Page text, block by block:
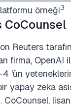
örneği3
CoCounsel
Reuters
firma,
'ün
yapay zeka
CoCounsel,